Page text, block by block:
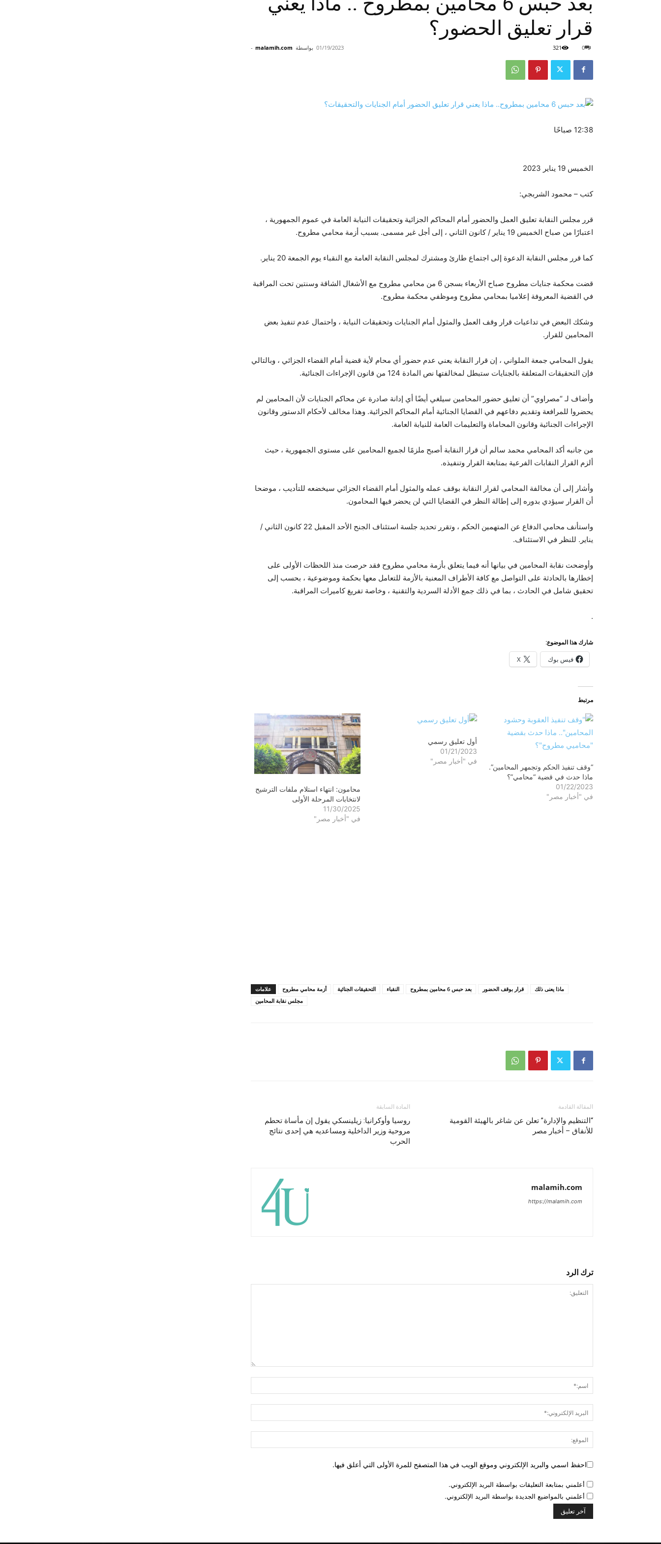
قرار تعليق الحضور؟
بواسطة malamih.com
- 01/19/2023 0
321
12:38 صباحًا
الخميس 19 يناير 2023
كتب – محمود الشربجي:
قرر مجلس النقابة تعليق العمل والحضور أمام المحاكم الجزائية وتحقيقات النيابة العامة في عموم الجمهورية ،
اعتبارًا من صباح الخميس 19 يناير / كانون الثاني ، إلى أجل غير مسمى. بسبب أزمة محامي مطروح.
كما قرر مجلس النقابة الدعوة إلى اجتماع طارئ ومشترك لمجلس النقابة العامة مع النقباء يوم الجمعة 20 يناير.
قضت محكمة جنايات مطروح صباح الأربعاء بسجن 6 من محامي مطروح مع الأشغال الشاقة وسنتين تحت المراقبة
في القضية المعروفة إعلاميا بمحامي مطروح وموظفي محكمة مطروح.
وشكك البعض في تداعيات قرار وقف العمل والمثول أمام الجنايات وتحقيقات النيابة ، واحتمال عدم تنفيذ بعض
المحامين للقرار.
يقول المحامي جمعة الملواني ، إن قرار النقابة يعني عدم حضور أي محام لأية قضية أمام القضاء الجزائي ، وبالتالي
فإن التحقيقات المتعلقة بالجنايات ستبطل لمخالفتها نص المادة 124 من قانون الإجراءات الجنائية.
وأضاف لـ “مصراوي” أن تعليق حضور المحامين سيلغي أيضًا أي إدانة صادرة عن محاكم الجنايات لأن المحامين لم
يحضروا للمرافعة وتقديم دفاعهم في القضايا الجنائية أمام المحاكم الجزائية. وهذا مخالف لأحكام الدستور وقانون
الإجراءات الجنائية وقانون المحاماة والتعليمات العامة للنيابة العامة.
من جانبه أكد المحامي محمد سالم أن قرار النقابة أصبح ملزمًا لجميع المحامين على مستوى الجمهورية ، حيث
ألزم القرار النقابات الفرعية بمتابعة القرار وتنفيذه.
وأشار إلى أن مخالفة المحامي لقرار النقابة بوقف عمله والمثول أمام القضاء الجزائي سيخضعه للتأديب ، موضحا
أن القرار سيؤدي بدوره إلى إطالة النظر في القضايا التي لن يحضر فيها المحامون.
واستأنف محامي الدفاع عن المتهمين الحكم ، وتقرر تحديد جلسة استئناف الجنح الأحد المقبل 22 كانون الثاني /
يناير. للنظر في الاستئناف.
وأوضحت نقابة المحامين في بيانها أنه فيما يتعلق بأزمة محامي مطروح فقد حرصت منذ اللحظات الأولى على
إخطارها بالحادثة على التواصل مع كافة الأطراف المعنية بالأزمة للتعامل معها بحكمة وموضوعية ، بحسب إلى
تحقيق شامل في الحادث ، بما في ذلك جمع الأدلة السردية والتقنية ، وخاصة تفريغ كاميرات المراقبة.
.
شارك هذا الموضوع:
فيس بوك X
مرتبط
“وقف تنفيذ الحكم وتجمهر المحامين”.
ماذا حدث في قضية “محامي”؟
01/22/2023
في "أخبار مصر"
أول تعليق رسمي
01/21/2023
في "أخبار مصر"
محامون: انتهاء استلام ملفات الترشيح
لانتخابات المرحلة الأولى
11/30/2025
في "أخبار مصر"
علامات أزمة محامي مطروح التحقيقات الجنائية النقباء بعد حبس 6 محامين بمطروح قرار بوقف الحضور
ماذا يعنى ذلك
مجلس نقابة المحامين
المادة السابقة
روسيا وأوكرانيا: زيلينسكي يقول إن مأساة تحطم
مروحية وزير الداخلية ومساعديه هي إحدى نتائج
الحرب
المقالة القادمة
“التنظيم والإدارة” تعلن عن شاغر بالهيئة القومية
للأنفاق – أخبار مصر
malamih.com
https://malamih.com
ترك الرد
احفظ اسمي والبريد الإلكتروني وموقع الويب في هذا المتصفح للمرة الأولى التي أعلق فيها.
أعلمني بمتابعة التعليقات بواسطة البريد الإلكتروني.
أعلمني بالمواضيع الجديدة بواسطة البريد الإلكتروني.